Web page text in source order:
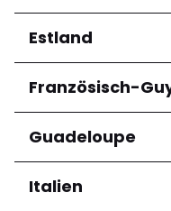
Regionen
Qarku i
Estland
Regionen
Harju
Tartu
Französisch-
Regionen
Guadeloupe
Regionen
Italien